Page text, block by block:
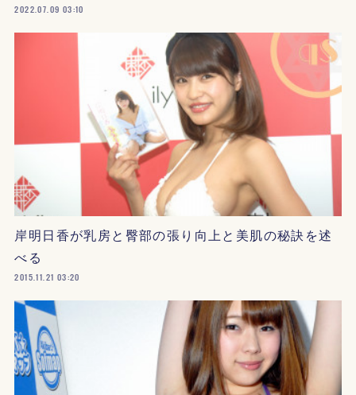
2022.07.09 03:10
岸明日香が乳房と臀部の張り向上と美肌の秘訣を述
べる
2015.11.21 03:20